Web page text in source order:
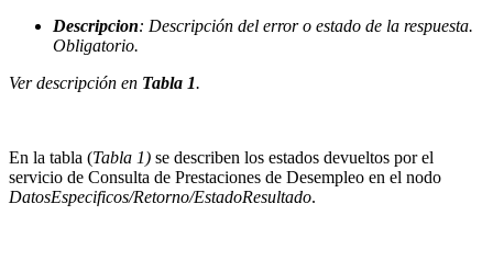
Descripcion: Descripción del error o estado de la respuesta.
Obligatorio.
Ver descripción en Tabla 1.
En la tabla (Tabla 1) se describen los estados devueltos por el
servicio de Consulta de Prestaciones de Desempleo en el nodo
DatosEspecificos/Retorno/EstadoResultado.